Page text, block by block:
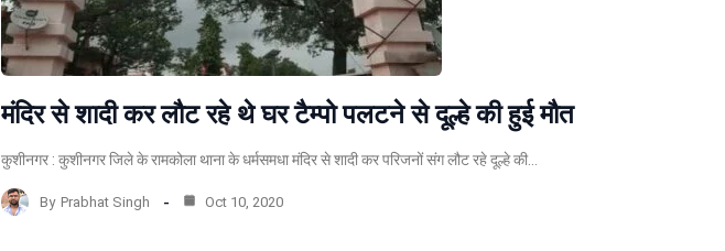
मंदिर से शादी कर लौट रहे थे घर टैम्पो पलटने से दूल्हे की हुई मौत
कुशीनगर : कुशीनगर जिले के रामकोला थाना के धर्मसमधा मंदिर से शादी कर परिजनों संग लौट रहे दूल्हे की…
By Prabhat Singh Oct 10, 2020